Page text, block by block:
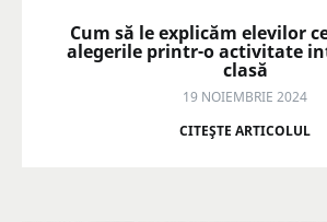
Cum să le explicăm elevilor
alegerile printr-o activitate
clasă
19 NOIEMBRIE 2024
CITEŞTE ARTICOLUL